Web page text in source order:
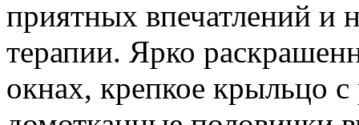
приятных впечатлений и
терапии. Ярко
окнах, крепкое крыльцо